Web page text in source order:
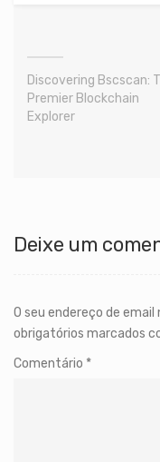
Discovering Bscscan:
Premier Blockchain
Explorer
Deixe um
O seu endereço de email
obrigatórios marcados
Comentário *